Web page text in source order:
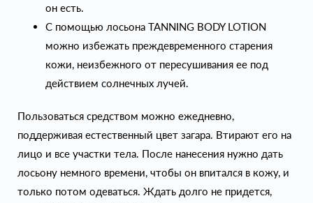
он есть.
С помощью лосьона TANNING BODY LOTION
можно избежать преждевременного старения
кожи, неизбежного от пересушивания ее под
действием солнечных лучей.
Пользоваться средством можно ежедневно,
поддерживая естественный цвет загара. Втирают его на
лицо и все участки тела. После нанесения нужно дать
лосьону немного времени, чтобы он впитался в кожу, и
только потом одеваться. Ждать долго не придется,